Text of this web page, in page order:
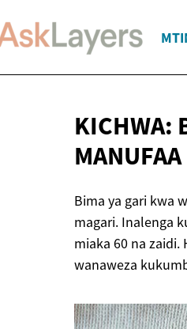
KICHWA:
Bima ya gari kwa
magari. Inalenga
miaka 60 na
wanaweza